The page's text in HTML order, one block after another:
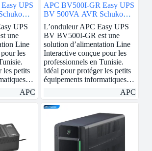
UPS
UPS
une
Line
les
les petits
APC
APC BV500I-GR Easy UPS
BV 500VA AVR Schuko
230V
L’onduleur APC Easy UPS
BV BV500I-GR est une
solution d’alimentation Line
Interactive conçue pour les
professionnels en Tunisie.
Idéal pour protéger les petits
équipements informatiques…
APC